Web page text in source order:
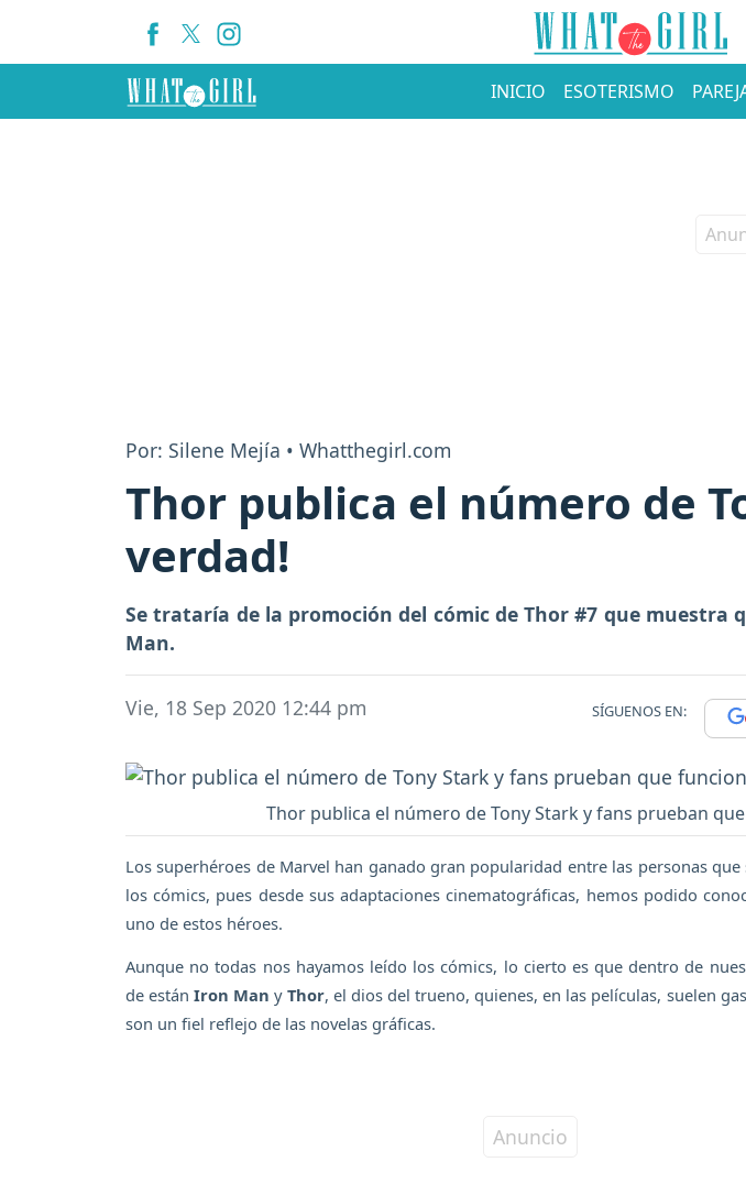
INICIO ESOTERISMO
Por: Silene Mejía • Whatthegirl.com
Thor publica el número de
verdad!
Se trataría de la promoción del cómic de Thor #7 que
Man.
Vie, 18 Sep 2020 12:44 pm SÍGUENOS EN:
Thor publica el número de Tony Stark y fans prueban
Los superhéroes de Marvel han ganado gran popularidad entre las personas
los cómics, pues desde sus adaptaciones cinematográficas, hemos podido
uno de estos héroes.
Aunque no todas nos hayamos leído los cómics, lo cierto es que dentro de
de estánIron Man y Thor, el dios del trueno, quienes, en las películas, suelen
son un fiel reflejo de las novelas gráficas.